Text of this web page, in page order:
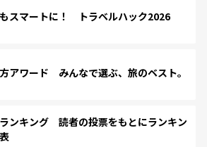
スマートに！ トラベルハック2026
アワード みんなで選ぶ、旅のベスト。
ンキング 読者の投票をもとにランキン